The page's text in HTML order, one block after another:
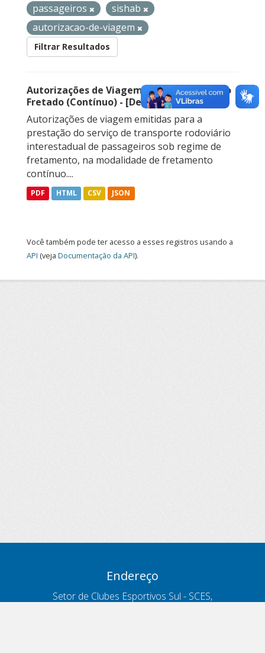
passageiros
sishab
autorizacao-de-viagem
Filtrar Resultados
Autorizações de Viagem Nacional – Serviço
Fretado (Contínuo) - [Descontinuado]
Autorizações de viagem emitidas para a
prestação do serviço de transporte rodoviário
interestadual de passageiros sob regime de
fretamento, na modalidade de fretamento
contínuo....
PDF HTML CSV JSON
Você também pode ter acesso a esses registros usando a
API (veja Documentação da API).
Endereço
Setor de Clubes Esportivos Sul - SCES,